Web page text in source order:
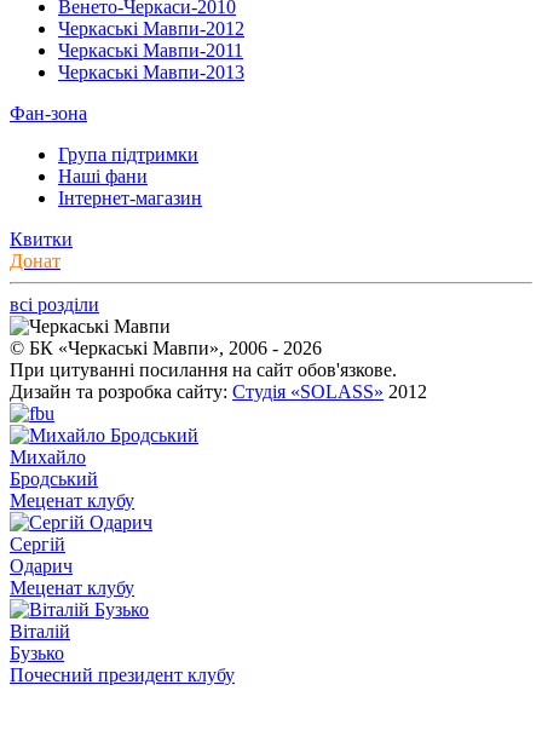
Венето-Черкаси-2010
Черкаські Мавпи-2012
Черкаські Мавпи-2011
Черкаські Мавпи-2013
Фан-зона
Група підтримки
Наші фани
Інтернет-магазин
Квитки
Донат
всі розділи
© БК «Черкаські Мавпи», 2006 - 2026
При цитуванні посилання на сайт обов'язкове.
Дизайн та розробка сайту: Студія «SOLASS» 2012
Михайло
Бродський
Меценат клубу
Сергій
Одарич
Меценат клубу
Віталій
Бузько
Почесний президент клубу